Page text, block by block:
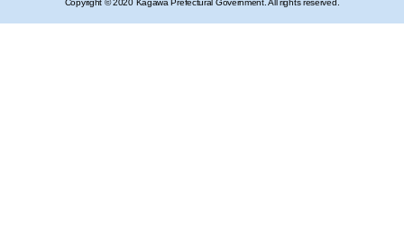
Copyright © 2020 Kagawa Prefectural Government. All rights reserved.